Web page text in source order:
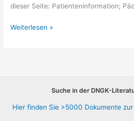
dieser Seite: Patienteninformation;
Glossar
Weiterlesen »
Suche in der DNGK-
Hier finden Sie >5000 Dokumente